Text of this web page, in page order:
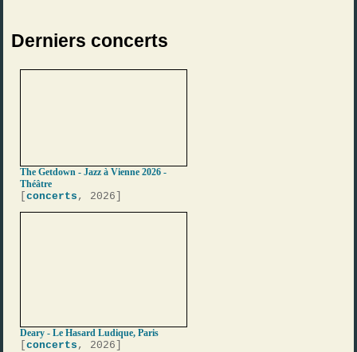
Derniers concerts
The Getdown - Jazz à Vienne 2026 -
Théâtre
[concerts , 2026]
Deary - Le Hasard Ludique, Paris
[concerts , 2026]